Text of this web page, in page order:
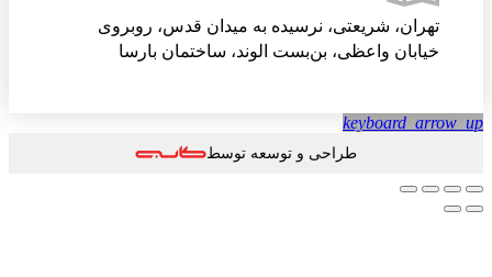
تهران، شریعتی، نرسیده به میدان قدس، روبروی
خیابان واعظی، بن‌بست الوند، ساختمان بارسا
طراحی و توسعه توسط